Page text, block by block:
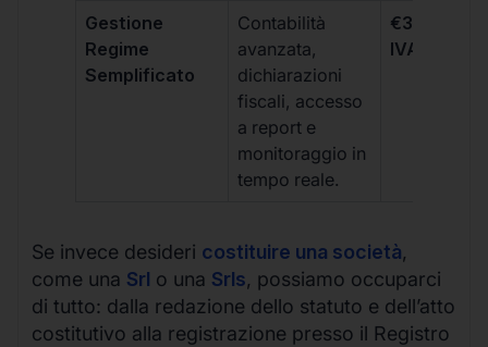
Gestione
Regime
Semplificato
Contabilità
avanzata,
dichiarazioni
fiscali, accesso
a report e
monitoraggio in
tempo reale.
€333 +
IVA/
Se invece desideri costituire una società,
come una Srl o una Srls, possiamo occuparci
di tutto: dalla redazione dello statuto e dell’atto
costitutivo alla registrazione presso il Registro